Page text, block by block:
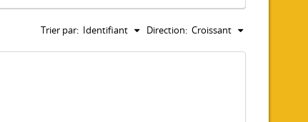
Trier par: Identifiant Direction: Croissant